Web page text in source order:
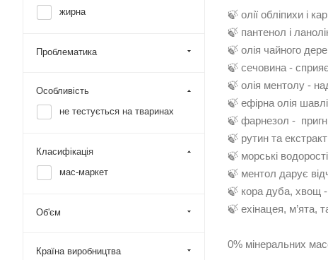
🍃 олії обліпихи і
🍃 пантенол і
🍃 олія чайного
🍃 сечовина -
🍃 олія ментолу -
🍃 ефірна олія
🍃 фарнезол -
🍃 рутин та
🍃 морські
🍃 ментол дарує
🍃 кора дуба, хвощ
🍃 ехінацея, м’ята,
0% мінеральних
жирна
Проблематика
Особливість
не тестується на тваринах
Класифікація
мас-маркет
Об'єм
Країна виробництва